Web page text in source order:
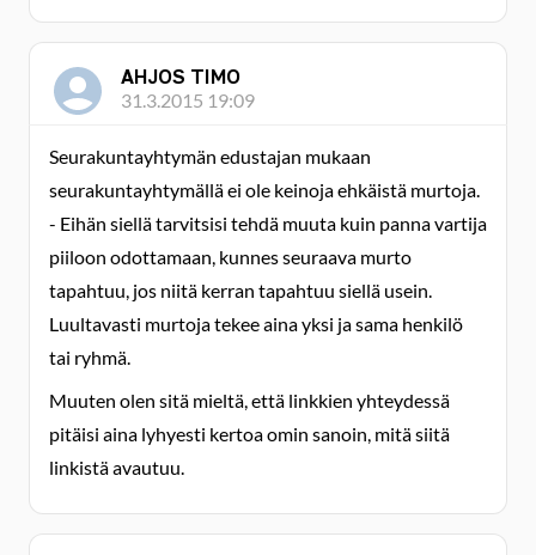
AHJOS TIMO
31.3.2015 19:09
Seurakuntayhtymän edustajan mukaan
seurakuntayhtymällä ei ole keinoja ehkäistä murtoja.
- Eihän siellä tarvitsisi tehdä muuta kuin panna vartija
piiloon odottamaan, kunnes seuraava murto
tapahtuu, jos niitä kerran tapahtuu siellä usein.
Luultavasti murtoja tekee aina yksi ja sama henkilö
tai ryhmä.
Muuten olen sitä mieltä, että linkkien yhteydessä
pitäisi aina lyhyesti kertoa omin sanoin, mitä siitä
linkistä avautuu.